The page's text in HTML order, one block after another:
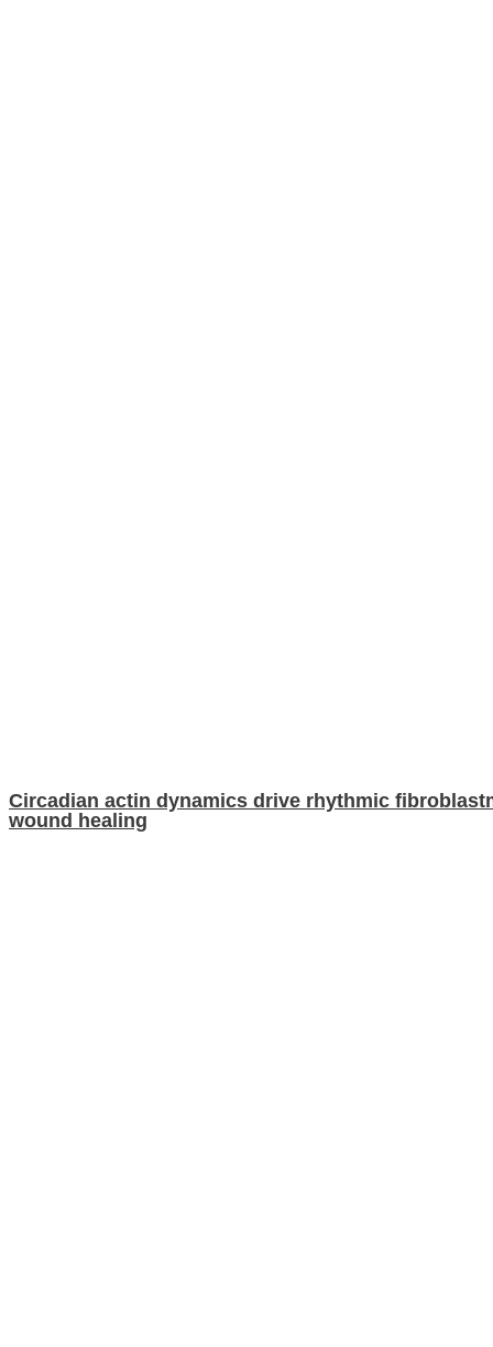
Circadian actin dynamics drive rhythmic
wound healing